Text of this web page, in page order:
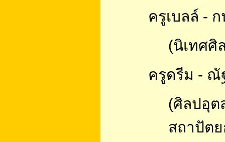
ครูเบลล์ -
(นิเทศศิ
ครูดรีม - ณั
(ศิลปอุ
สถาปัต